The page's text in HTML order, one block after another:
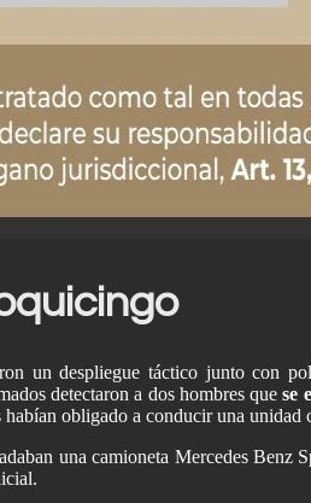
un despliegue táctico junto con
detectaron a dos hombres quese
obligado a conducir una unidad
una camioneta Mercedes Benz